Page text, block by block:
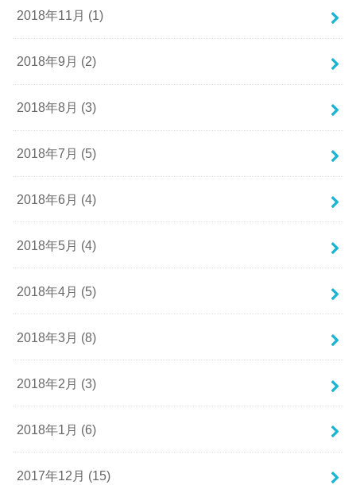
2018年11月 (1)
2018年9月 (2)
2018年8月 (3)
2018年7月 (5)
2018年6月 (4)
2018年5月 (4)
2018年4月 (5)
2018年3月 (8)
2018年2月 (3)
2018年1月 (6)
2017年12月 (15)